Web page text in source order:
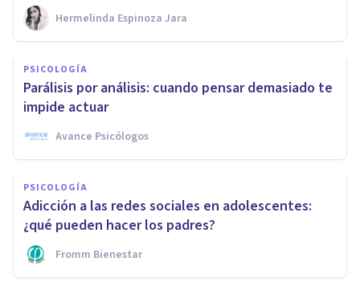
Hermelinda Espinoza Jara
PSICOLOGÍA
Parálisis por análisis: cuando pensar demasiado te
impide actuar
Avance Psicólogos
PSICOLOGÍA
Adicción a las redes sociales en adolescentes:
¿qué pueden hacer los padres?
Fromm Bienestar